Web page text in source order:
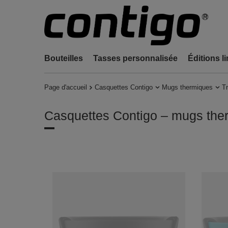
Bouteilles Tasses personnalisée Éditions
Page d'accueil Casquettes Contigo Mugs thermiques
Casquettes Contigo – mugs